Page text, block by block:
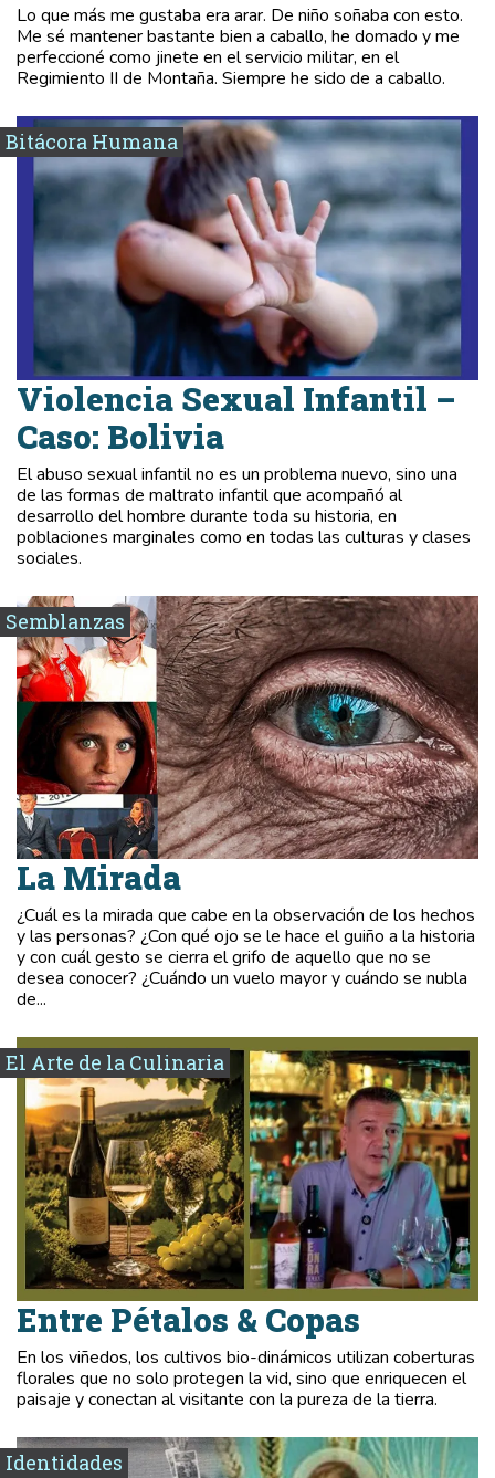
Lo que más me gustaba era arar. De niño soñaba con esto.
Me sé mantener bastante bien a caballo, he domado y me
perfeccioné como jinete en el servicio militar, en el
Regimiento II de Montaña. Siempre he sido de a caballo.
Bitácora Humana
Violencia Sexual Infantil –
Caso: Bolivia
El abuso sexual infantil no es un problema nuevo, sino una
de las formas de maltrato infantil que acompañó al
desarrollo del hombre durante toda su historia, en
poblaciones marginales como en todas las culturas y clases
sociales.
Semblanzas
La Mirada
¿Cuál es la mirada que cabe en la observación de los hechos
y las personas? ¿Con qué ojo se le hace el guiño a la historia
y con cuál gesto se cierra el grifo de aquello que no se
desea conocer? ¿Cuándo un vuelo mayor y cuándo se nubla
de...
El Arte de la Culinaria
Entre Pétalos & Copas
En los viñedos, los cultivos bio-dinámicos utilizan coberturas
florales que no solo protegen la vid, sino que enriquecen el
paisaje y conectan al visitante con la pureza de la tierra.
Identidades